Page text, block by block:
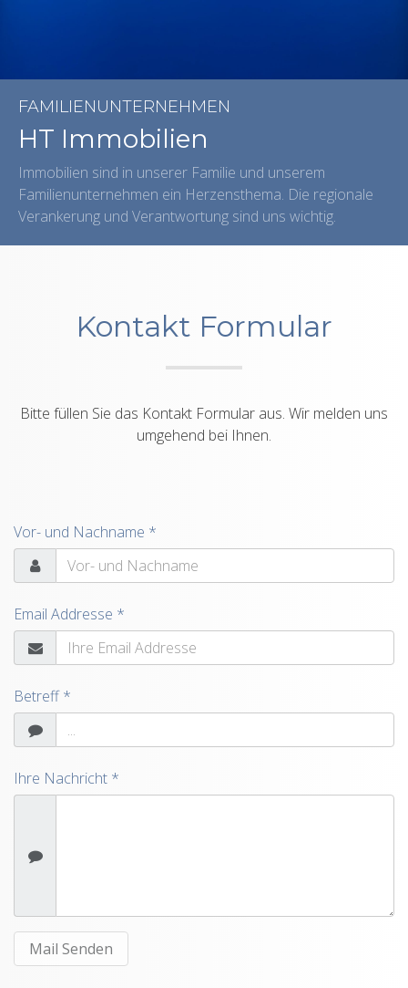
FAMILIENUNTERNEHMEN
HT Immobilien
Immobilien sind in unserer Familie und unserem
Familienunternehmen ein Herzensthema. Die regionale
Verankerung und Verantwortung sind uns wichtig.
Kontakt Formular
Bitte füllen Sie das Kontakt Formular aus. Wir melden uns
umgehend bei Ihnen.
Vor- und Nachname *
Email Addresse *
Betreff *
Ihre Nachricht *